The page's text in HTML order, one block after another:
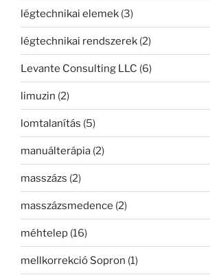
légtechnikai elemek (3)
légtechnikai rendszerek (2)
Levante Consulting LLC (6)
limuzin (2)
lomtalanítás (5)
manuálterápia (2)
masszázs (2)
masszázsmedence (2)
méhtelep (16)
mellkorrekció Sopron (1)